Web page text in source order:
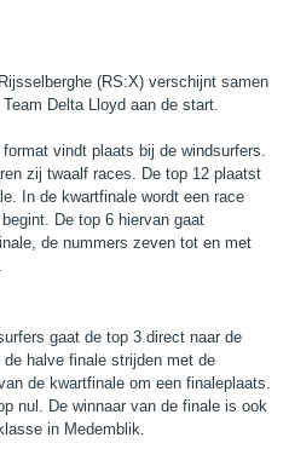
(RS:X) verschijnt samen
Delta Lloyd aan de start.
vindt plaats bij de windsurfers.
zij twaalf races. De top 12 plaatst
In de kwartfinale wordt een race
begint. De top 6 hiervan gaat
de nummers zeven tot en met
gaat de top 3 direct naar de
halve finale strijden met de
de kwartfinale om een finaleplaats.
nul. De winnaar van de finale is ook
in Medemblik.